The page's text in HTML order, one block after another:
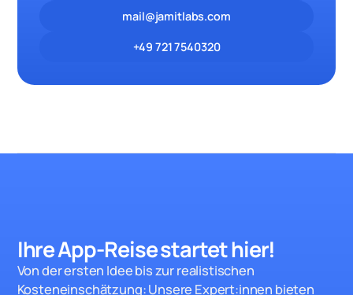
mail@jamitlabs.com
+49 721 7540320
Ihre App-Reise startet hier!
Von der ersten Idee bis zur realistischen
Kosteneinschätzung: Unsere Expert:innen bieten